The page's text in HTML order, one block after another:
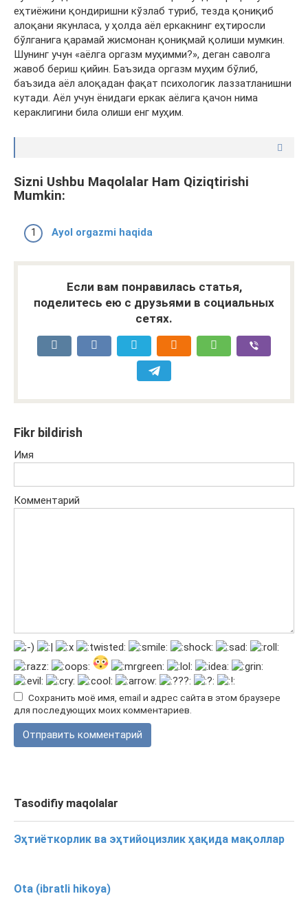
еҳтиёжини қондиришни кўзлаб туриб, тезда қониқиб
алоқани якунласа, у ҳолда аёл еркакнинг еҳтиросли
бўлганига қарамай жисмонан қониқмай қолиши мумкин.
Шунинг учун «аёлга оргазм муҳимми?», деган саволга
жавоб бериш қийин. Баъзида оргазм муҳим бўлиб,
баъзида аёл алоқадан фақат психологик лаззатланишни
кутади. Аёл учун ёнидаги еркак аёлига қачон нима
кераклигини била олиши енг муҳим.
Sizni Ushbu Maqolalar Ham Qiziqtirishi
Mumkin:
Ayol orgazmi haqida
Если вам понравилась статья,
поделитесь ею с друзьями в социальных
сетях.
Fikr bildirish
Имя
Комментарий
Сохранить моё имя, email и адрес сайта в этом браузере
для последующих моих комментариев.
Tasodifiy maqolalar
Эҳтиёткорлик ва эҳтийоцизлик ҳақида мақоллар
Ota (ibratli hikoya)